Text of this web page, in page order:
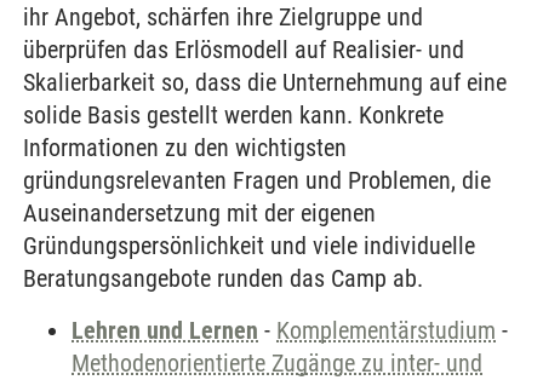
ihr Angebot, schärfen ihre Zielgruppe und
überprüfen das Erlösmodell auf Realisier- und
Skalierbarkeit so, dass die Unternehmung auf eine
solide Basis gestellt werden kann. Konkrete
Informationen zu den wichtigsten
gründungsrelevanten Fragen und Problemen, die
Auseinandersetzung mit der eigenen
Gründungspersönlichkeit und viele individuelle
Beratungsangebote runden das Camp ab.
Lehren und Lernen - Komplementärstudium -
Methodenorientierte Zugänge zu inter- und